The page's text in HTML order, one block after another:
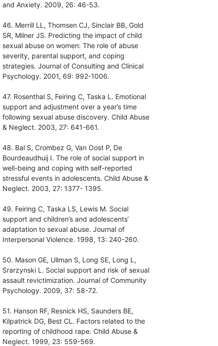
and Anxiety. 2009, 26: 46-53.
46. Merrill LL, Thomsen CJ, Sinclair BB, Gold
SR, Milner JS. Predicting the impact of child
sexual abuse on women: The role of abuse
severity, parental support, and coping
strategies. Journal of Consulting and Clinical
Psychology. 2001, 69: 992-1006.
47. Rosenthal S, Feiring C, Taska L. Emotional
support and adjustment over a year’s time
following sexual abuse discovery. Child Abuse
& Neglect. 2003, 27: 641-661.
48. Bal S, Crombez G, Van Oost P, De
Bourdeaudhuij I. The role of social support in
well-being and coping with self-reported
stressful events in adolescents. Child Abuse &
Neglect. 2003, 27: 1377- 1395.
49. Feiring C, Taska LS, Lewis M. Social
support and children’s and adolescents’
adaptation to sexual abuse. Journal of
Interpersonal Violence. 1998, 13: 240-260.
50. Mason GE, Ullman S, Long SE, Long L,
Srarzynski L. Social support and risk of sexual
assault revictimization. Journal of Community
Psychology. 2009, 37: 58-72.
51. Hanson RF, Resnick HS, Saunders BE,
Kilpatrick DG, Best CL. Factors related to the
reporting of childhood rape. Child Abuse &
Neglect. 1999, 23: 559-569.